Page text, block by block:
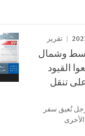
تقرير
وشمال
القيود
تنقل
تُعيق سفر
الأخرى